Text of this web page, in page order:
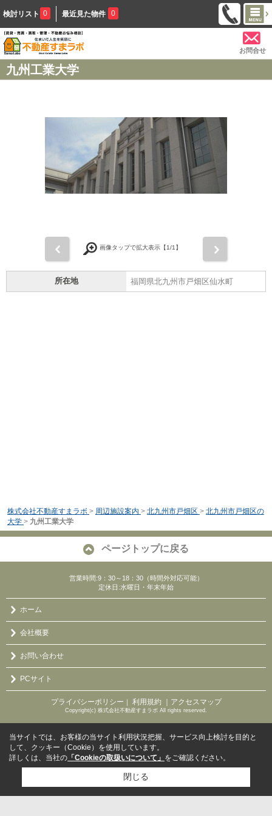
検討リスト 0 最近見た物件 0
お問合せ
九州工業大学
画像タップで拡大表示【1/1】
所在地 福岡県北九州市戸畑区仙水町
株式会社不動産すまラボ > 周辺施設案内 > 北九州市戸畑区 > 北九州市戸畑区の
大学 > 九州工業大学
ページトップに戻る
営業時間:9：30～18：30（時間外対応可能）
定休日:水曜日・年末年始
ホーム
会社概要
お問い合わせ
PCサイト
プライバシーポリシー ｜ 利用規約 ｜アクセスマップ
Copyright(c) 株式会社不動産すまラボ All rights reserved.
当サイトでは、お客様の当サイト利用状況把握、サービス向上検討を目的と
して、クッキー（Cookie）を使用しています。
詳しくは、当社の 「Cookieの取扱いについて」 をご確認ください。
閉じる